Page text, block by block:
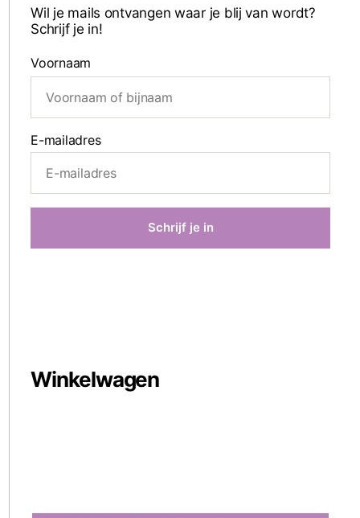
Wil je mails ontvangen waar je blij van wordt?
Schrijf je in!
Voornaam
E-mailadres
Winkelwagen